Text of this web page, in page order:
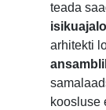
teada
arhitekti
koosluse